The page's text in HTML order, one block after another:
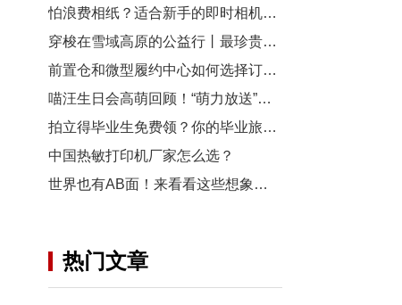
怕浪费相纸？适合新手的即时相机推荐
穿梭在雪域高原的公益行丨最珍贵的“礼物”，是让孩子看见远方
前置仓和微型履约中心如何选择订单小票打印机？
喵汪生日会高萌回顾！“萌力放送”请查收~
拍立得毕业生免费领？你的毕业旅行照，也有机会上「三影堂」影展了！
中国热敏打印机厂家怎么选？
世界也有AB面！来看看这些想象力拉满的拍立得作品~
热门文章